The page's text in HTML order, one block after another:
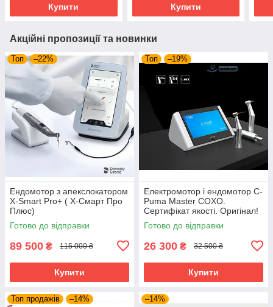
Купити Купити
Акційні пропозиції та новинки
Топ –22%
Ендомотор з апекслокатором
X-Smart Pro+ ( Х-Смарт Про
Плюс)
Готово до відправки
89 500 ₴ 115 000 ₴
Купити
Топ –19%
Електромотор і ендомотор C-
Puma Master COXO.
Сертифікат якості. Оригінал!
Готово до відправки
26 300 ₴ 32 500 ₴
Купити
Топ продажів –14% –14%